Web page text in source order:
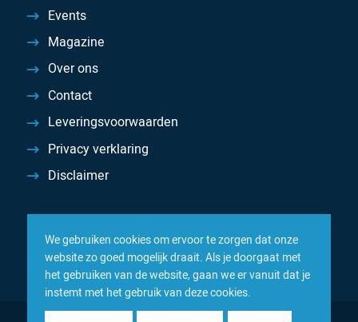
Events
Magazine
Over ons
Contact
Leveringsvoorwaarden
Privacy verklaring
Disclaimer
We gebruiken cookies om ervoor te zorgen dat onze
website zo goed mogelijk draait. Als je doorgaat met
het gebruiken van de website, gaan we er vanuit dat je
instemt met het gebruik van deze cookies.